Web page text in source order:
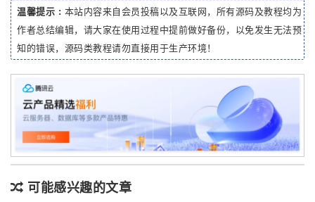
温馨提示 : 本站内容来自会员投稿以及互联网，所有源码及教程均为
作者总结编辑，请大家在使用过程中提前做好备份，以免发生无法预
知的错误，源码类教程请勿直接用于生产环境！
可能感兴趣的文章